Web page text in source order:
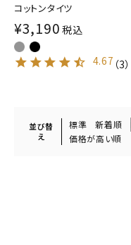
コットンタイツ
¥3,190 税込
4.67 （3）
並び替
え
標準 新着順
価格が高い順